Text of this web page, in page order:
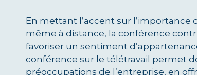
En mettant l’accent sur
même à distance, la conférence
favoriser un sentiment
conférence sur le télétravail permet
préoccupations de l’entreprise, en